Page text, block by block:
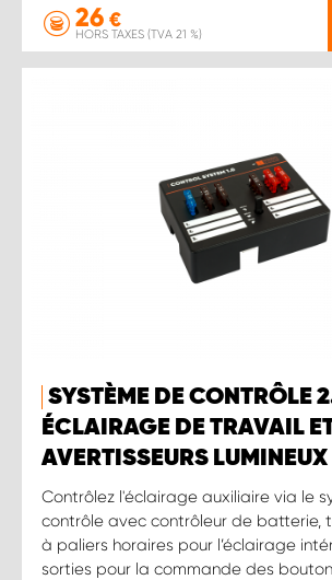
26 €
HORS TAXES (TVA 21 %)
SYSTÈME DE CONTRÔLE
ÉCLAIRAGE DE TRAVAIL
AVERTISSEURS LUMINEUX
Contrôlez l'éclairage auxiliaire via le
contrôle avec contrôleur de batterie,
à paliers horaires pour l’éclairage
sorties pour la commande des